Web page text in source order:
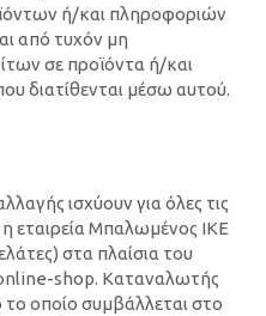
ή/και πληροφοριών
από τυχόν μη
σε προϊόντα ή/και
διατίθενται μέσω αυτού.
ισχύουν για όλες τις
η εταιρεία Μπαλωμένος ΙΚΕ
στα πλαίσια του
shop. Καταναλωτής
οποίο συμβάλλεται στο